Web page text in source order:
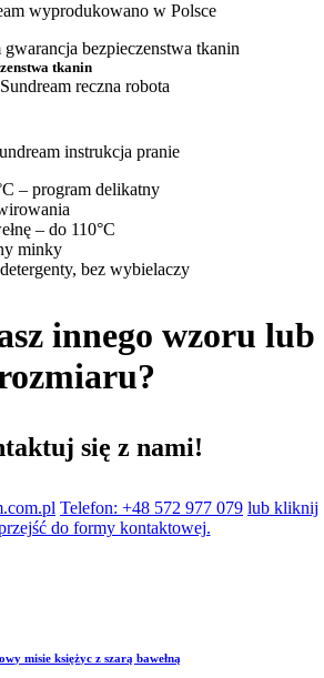
tkanin
– program delikatny
– do 110°C
minky
bez wybielaczy
innego wzoru lub
się z nami!
Telefon: +48 572 977 079 lub kliknij
do formy kontaktowej.
misie księżyc z szarą bawełną